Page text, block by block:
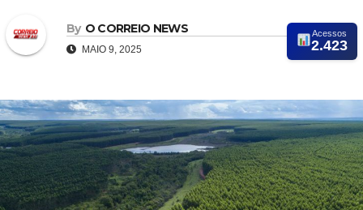
By O CORREIO NEWS
MAIO 9, 2025
Acessos
2.423